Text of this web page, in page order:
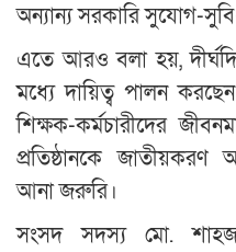
অন্যান্য সরকারি সুযোগ-
এতে আরও বলা হয়,
মধ্যে দায়িত্ব পালন
শিক্ষক-কর্মচারীদের
প্রতিষ্ঠানকে
আনা জরুরি।
সংসদ সদস্য মো.